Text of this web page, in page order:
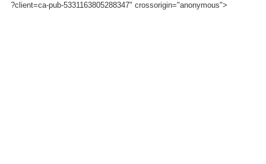
?client=ca-pub-5331163805288347" crossorigin="anonymous">